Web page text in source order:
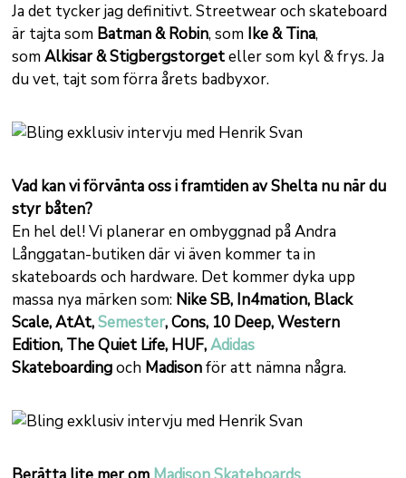
Ja det tycker jag definitivt. Streetwear och skateboard
är tajta som Batman & Robin, som Ike & Tina,
somAlkisar & Stigbergstorgeteller som kyl & frys. Ja
du vet, tajt som förra årets badbyxor.
Vad kan vi förvänta oss i framtiden av Shelta nu när du
styr båten?
En hel del! Vi planerar en ombyggnad på Andra
Långgatan-butiken där vi även kommer ta in
skateboards och hardware. Det kommer dyka upp
massa nya märken som: Nike SB, In4mation, Black
Scale, AtAt,Semester, Cons, 10 Deep, Western
Edition, The Quiet Life, HUF,Adidas
Skateboardingoch Madisonför att nämna några.